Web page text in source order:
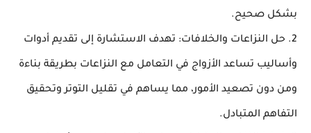
بشكل صحيح.
2. حل النزاعات والخلافات: تهدف الاستشارة إلى تقديم أدوات
وأساليب تساعد الأزواج في التعامل مع النزاعات بطريقة بناءة
ومن دون تصعيد الأمور، مما يساهم في تقليل التوتر وتحقيق
التفاهم المتبادل.